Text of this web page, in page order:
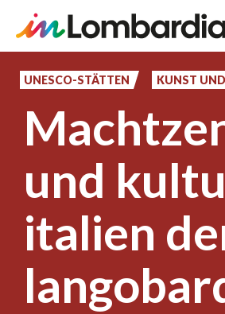
zumUNESCO-STÄTTEN KUNST
und
italien